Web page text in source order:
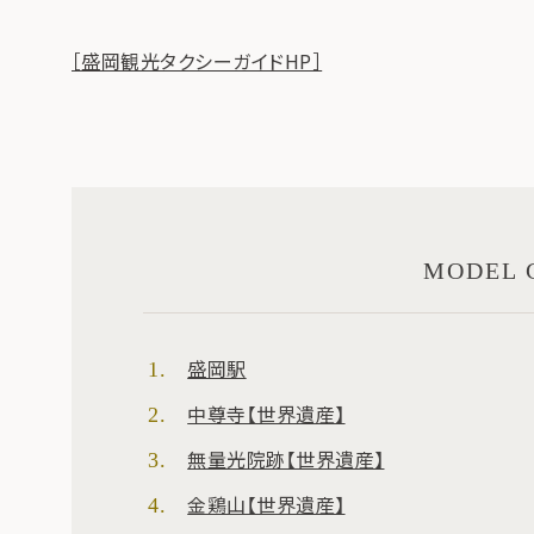
［盛岡観光タクシーガイドHP］
MODEL
盛岡駅
中尊寺【世界遺産】
無量光院跡【世界遺産】
金鶏山【世界遺産】